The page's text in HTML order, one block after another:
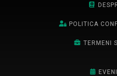
POLITICA
TERMENI